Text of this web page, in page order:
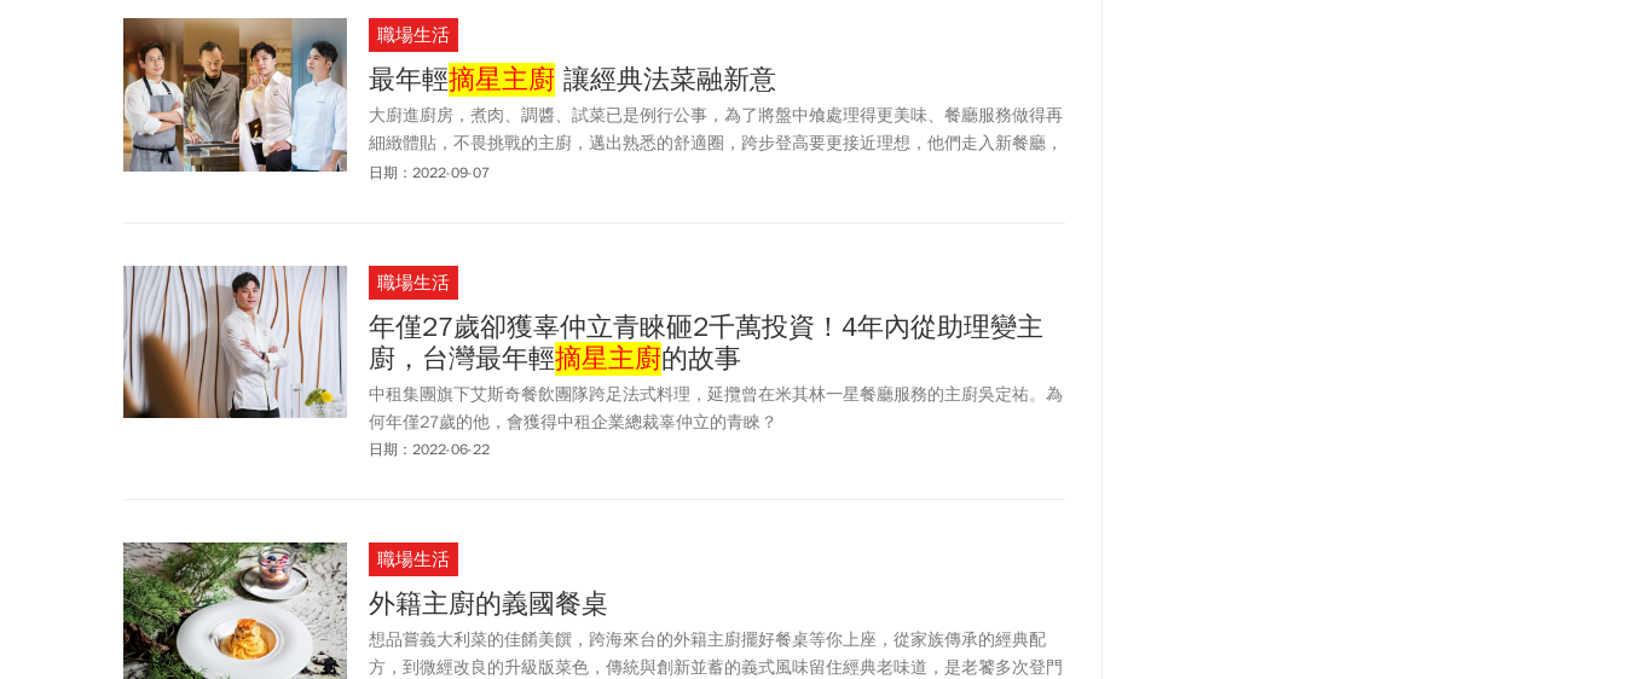
職場生活
最年輕摘星主廚 讓經典法菜融新意
大廚進廚房，煮肉、調醬、試菜已是例行公事，為了將盤中飧處理得更美味、餐廳服務做得再
細緻體貼，不畏挑戰的主廚，邁出熟悉的舒適圈，跨步登高要更接近理想，他們走入新餐廳，
摸索新滋味，一盤色香味俱全的料理，吃得到台灣味，也內藏異國、實驗性的風味。
日期：2022-09-07
職場生活
年僅27歲卻獲辜仲立青睞砸2千萬投資！4年內從助理變主
廚，台灣最年輕摘星主廚的故事
中租集團旗下艾斯奇餐飲團隊跨足法式料理，延攬曾在米其林一星餐廳服務的主廚吳定祐。為
何年僅27歲的他，會獲得中租企業總裁辜仲立的青睞？
日期：2022-06-22
職場生活
外籍主廚的義國餐桌
想品嘗義大利菜的佳餚美饌，跨海來台的外籍主廚擺好餐桌等你上座，從家族傳承的經典配
方，到微經改良的升級版菜色，傳統與創新並蓄的義式風味留住經典老味道，是老饕多次登門